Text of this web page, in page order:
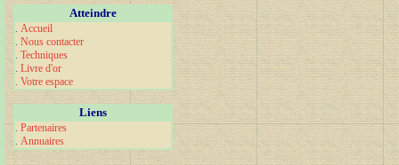
Atteindre
. Accueil
. Nous contacter
. Techniques
. Livre d'or
. Votre espace
Liens
. Partenaires
. Annuaires